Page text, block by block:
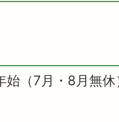
始（7月・8月無休